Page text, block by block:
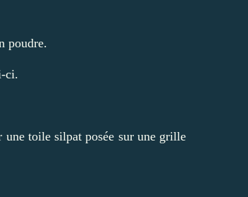
poudre.
ci.
une toile silpat posée sur une grille